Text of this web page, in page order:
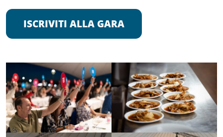
ISCRIVITI ALLA GARA